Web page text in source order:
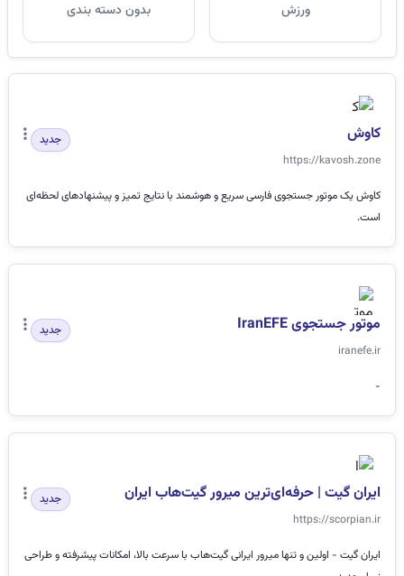
ورزش بدون دسته بندی
کاوش
https://kavosh.zone
جدید
کاوش یک موتور جستجوی فارسی سریع و هوشمند با نتایج تمیز و پیشنهادهای لحظه‌ای
است.
موتور جستجوی IranEFE
iranefe.ir
جدید
-
ایران گیت | حرفه‌ای‌ترین میرور گیت‌هاب ایران
https://scorpian.ir
جدید
ایران گیت - اولین و تنها میرور ایرانی گیت‌هاب با سرعت بالا، امکانات پیشرفته و طراحی